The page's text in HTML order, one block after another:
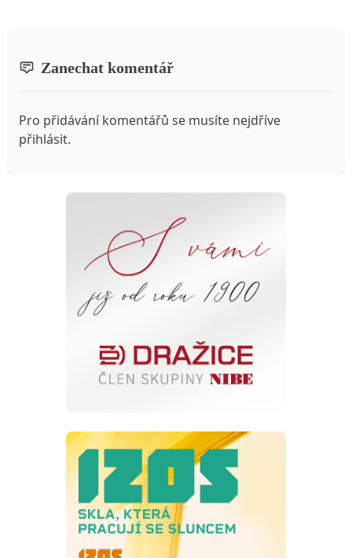
Zanechat komentář
Pro přidávání komentářů se musíte nejdříve
přihlásit.